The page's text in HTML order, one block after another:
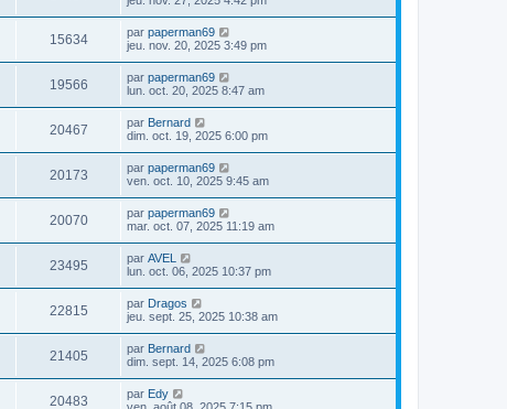
15634 par paperman69
jeu. nov. 20, 2025 3:49 pm
19566 par paperman69
lun. oct. 20, 2025 8:47 am
20467 par Bernard
dim. oct. 19, 2025 6:00 pm
20173 par paperman69
ven. oct. 10, 2025 9:45 am
20070 par paperman69
mar. oct. 07, 2025 11:19 am
23495 par AVEL
lun. oct. 06, 2025 10:37 pm
22815 par Dragos
jeu. sept. 25, 2025 10:38 am
21405 par Bernard
dim. sept. 14, 2025 6:08 pm
20483 par Edy
ven. août 08, 2025 7:15 pm